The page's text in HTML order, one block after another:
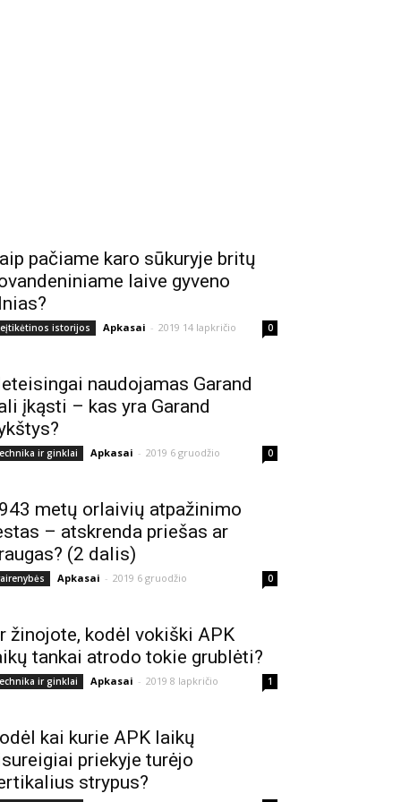
pačiame karo sūkuryje britų
laive gyveno
istorijos Apkasai - 2019 14 lapkričio 0
naudojamas Garand
įkąsti – kas yra Garand
ir ginklai Apkasai - 2019 6 gruodžio 0
metų orlaivių atpažinimo
– atskrenda priešas ar
(2 dalis)
Apkasai - 2019 6 gruodžio 0
žinojote, kodėl vokiški APK
tankai atrodo tokie grublėti?
ir ginklai Apkasai - 2019 8 lapkričio 1
kai kurie APK laikų
priekyje turėjo
strypus?